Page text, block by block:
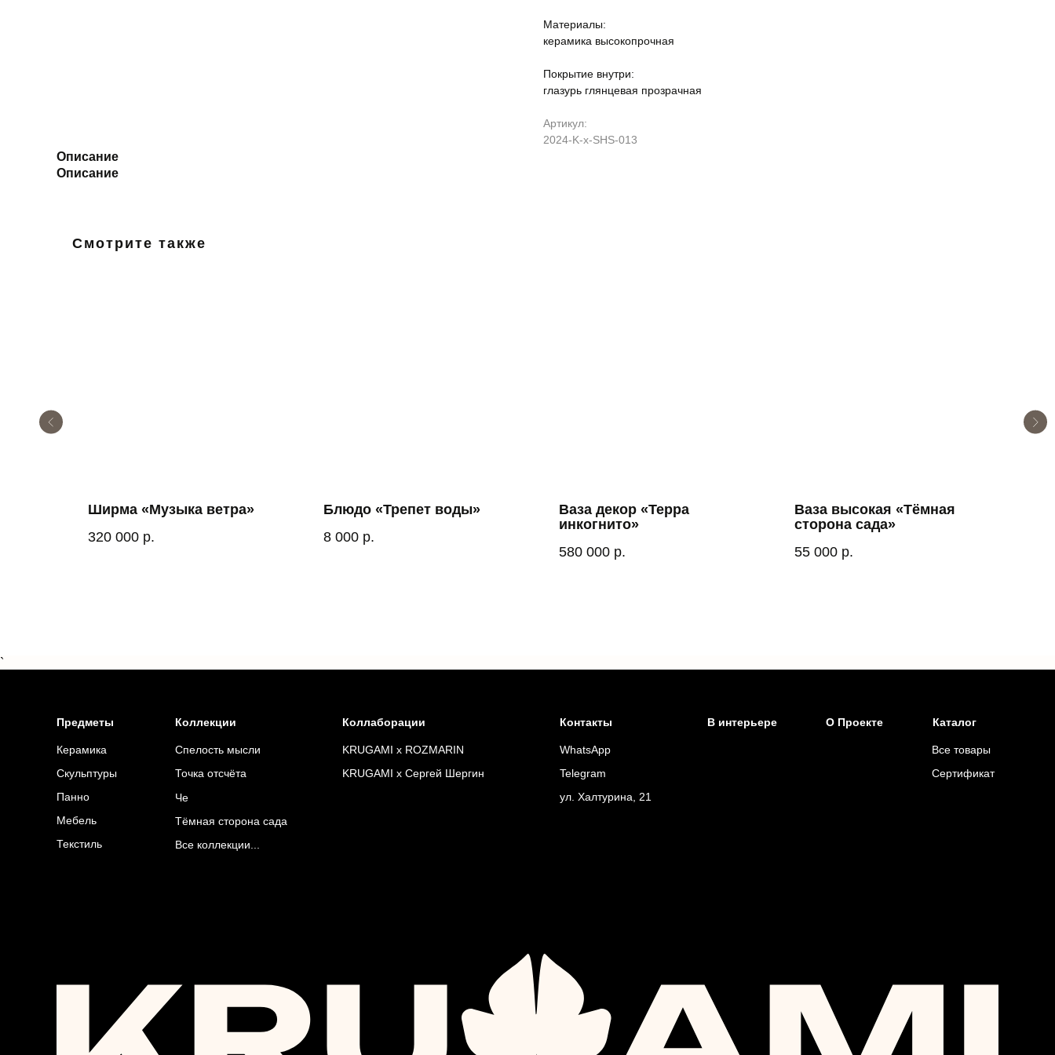
Материалы:
керамика высокопрочная
Покрытие внутри:
глазурь глянцевая прозрачная
Артикул:
2024-K-x-SHS-013
Описание
Описание
Смотрите также
Ширма «Музыка ветра»
320 000 р.
Блюдо «Трепет воды»
8 000 р.
Ваза декор «Терра
инкогнито»
580 000 р.
Ваза высокая «Тёмная
сторона сада»
55 000 р.
`
Панно
Сертификат
Предметы Коллекции Коллаборации О Проекте
Все коллекции...
Мебель
Текстиль
Тёмная сторона сада
KRUGAMI x Сергей Шергин
Че
Точка отсчёта
Спелость мысли KRUGAMI x ROZMARIN
Керамика
Скульптуры
ул. Халтурина, 21
В интерьере
Контакты
WhatsApp
Telegram
Каталог
Все товары